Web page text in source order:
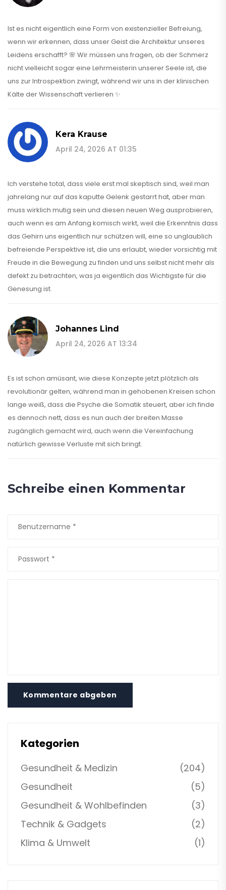
Ist es nicht eigentlich eine Form von existenzieller Befreiung,
wenn wir erkennen, dass unser Geist die Architektur unseres
Leidens erschafft? 🌸 Wir müssen uns fragen, ob der Schmerz
nicht vielleicht sogar eine Lehrmeisterin unserer Seele ist, die
uns zur Introspektion zwingt, während wir uns in der klinischen
Kälte der Wissenschaft verlieren ✨
Kera Krause
April 24, 2026 AT 01:35
Ich verstehe total, dass viele erst mal skeptisch sind, weil man
jahrelang nur auf das kaputte Gelenk gestarrt hat, aber man
muss wirklich mutig sein und diesen neuen Weg ausprobieren,
auch wenn es am Anfang komisch wirkt, weil die Erkenntnis dass
das Gehirn uns eigentlich nur schützen will, eine so unglaublich
befreiende Perspektive ist, die uns erlaubt, wieder vorsichtig mit
Freude in die Bewegung zu finden und uns selbst nicht mehr als
defekt zu betrachten, was ja eigentlich das Wichtigste für die
Genesung ist.
Johannes Lind
April 24, 2026 AT 13:34
Es ist schon amüsant, wie diese Konzepte jetzt plötzlich als
revolutionär gelten, während man in gehobenen Kreisen schon
lange weiß, dass die Psyche die Somatik steuert, aber ich finde
es dennoch nett, dass es nun auch der breiten Masse
zugänglich gemacht wird, auch wenn die Vereinfachung
natürlich gewisse Verluste mit sich bringt.
Schreibe einen Kommentar
Kommentare abgeben
Kategorien
Gesundheit & Medizin
(204)
Gesundheit
(5)
Gesundheit & Wohlbefinden
(3)
Technik & Gadgets
(2)
Klima & Umwelt
(1)